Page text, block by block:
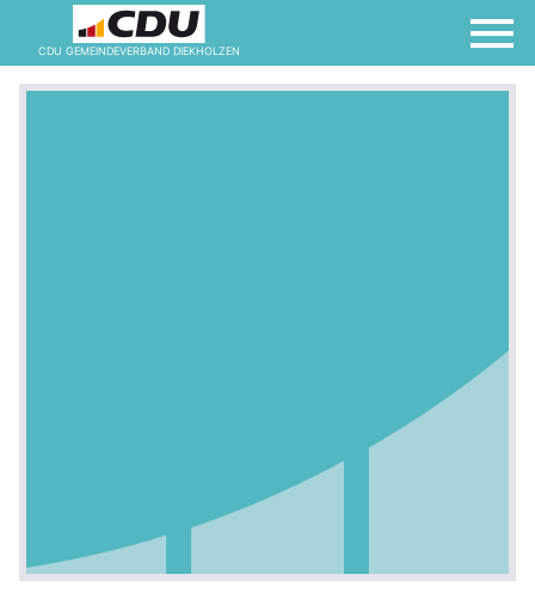
CDU GEMEINDEVERBAND DIEKHOLZEN